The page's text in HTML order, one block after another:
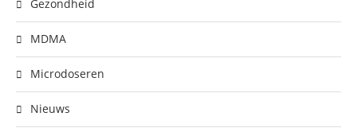
Gezondheid
MDMA
Microdoseren
Nieuws